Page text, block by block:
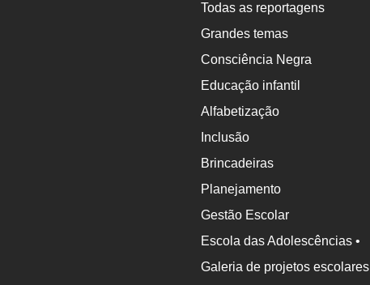
Todas as reportagens
Grandes temas
Consciência Negra
Educação infantil
Alfabetização
Inclusão
Brincadeiras
Planejamento
Gestão Escolar
Escola das Adolescências •
Galeria de projetos escolares